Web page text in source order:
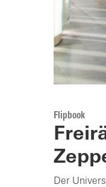
Flipbook
Der